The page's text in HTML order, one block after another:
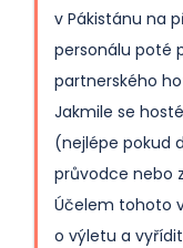
v Pákistánu na
personálu poté
partnerského
Jakmile se
(nejlépe pokud
průvodce nebo
Účelem tohoto
o výletu a